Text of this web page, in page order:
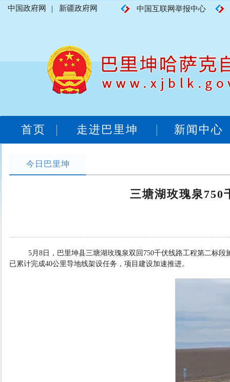
中国政府网 | 新疆政府网 中国互联网举报中心
首页 走进巴里坤 新闻中心
今日巴里坤
三塘湖玫瑰泉750
5 月8 日，巴里坤县三塘湖玫瑰泉双回 750千伏线路工程第二标段
已累计完成40公里导地线架设任务，项目建设加速推进。